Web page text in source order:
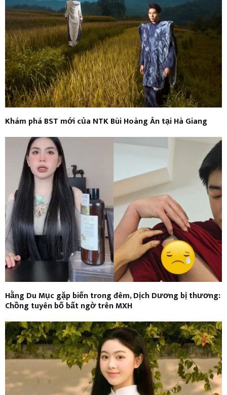
Khám phá BST mới của NTK Bùi Hoàng Ân tại Hà Giang
Hằng Du Mục gặp biến trong đêm, Dịch Dương bị thương:
Chồng tuyên bố bất ngờ trên MXH